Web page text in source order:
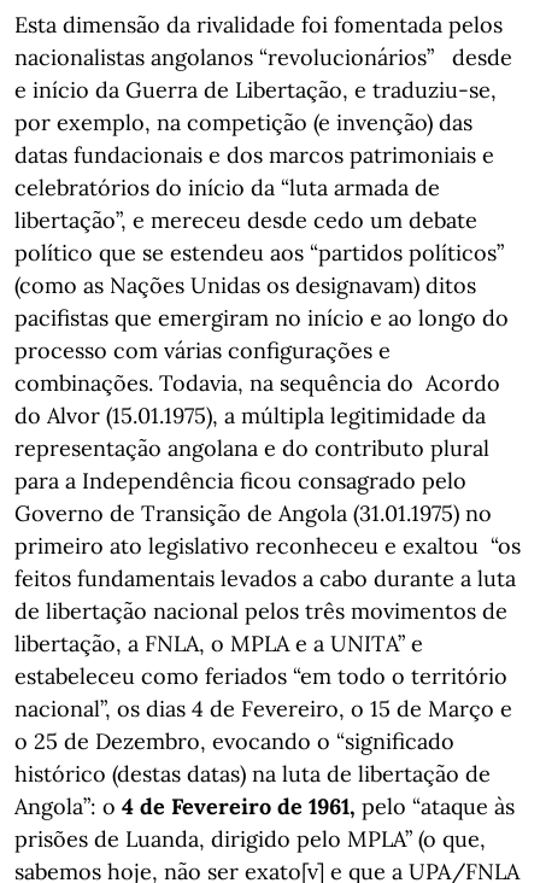
Esta dimensão da rivalidade foi fomentada pelos
nacionalistas angolanos “revolucionários” desde
e início da Guerra de Libertação, e traduziu-se,
por exemplo, na competição (e invenção) das
datas fundacionais e dos marcos patrimoniais e
celebratórios do início da “luta armada de
libertação”, e mereceu desde cedo um debate
político que se estendeu aos “partidos políticos”
(como as Nações Unidas os designavam) ditos
pacifistas que emergiram no início e ao longo do
processo com várias configurações e
combinações. Todavia, na sequência do Acordo
do Alvor (15.01.1975), a múltipla legitimidade da
representação angolana e do contributo plural
para a Independência ficou consagrado pelo
Governo de Transição de Angola (31.01.1975) no
primeiro ato legislativo reconheceu e exaltou “os
feitos fundamentais levados a cabo durante a luta
de libertação nacional pelos três movimentos de
libertação, a FNLA, o MPLA e a UNITA” e
estabeleceu como feriados “em todo o território
nacional”, os dias 4 de Fevereiro, o 15 de Março e
o 25 de Dezembro, evocando o “significado
histórico (destas datas) na luta de libertação de
Angola”: o 4 de Fevereiro de 1961, pelo “ataque às
prisões de Luanda, dirigido pelo MPLA” (o que,
sabemos hoje, não ser exato[v] e que a UPA/FNLA